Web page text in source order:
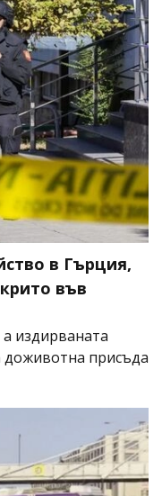
в Гърция,
във
издирваната
доживотна присъда